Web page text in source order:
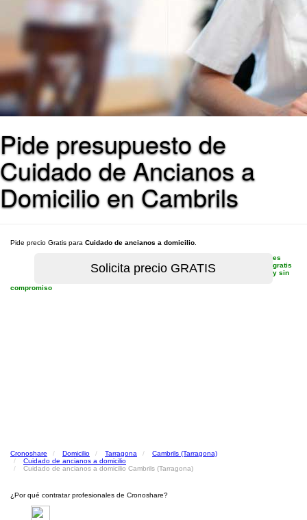
Pide presupuesto de
Cuidado de Ancianos a
Domicilio en Cambrils
Pide precio Gratis para Cuidado de ancianos a domicilio
es
gratis
y sin
compromiso
Cronoshare Domicilio Tarragona
Cambrils (Tarragona)
Cuidado de ancianos a domicilio
Cuidado de ancianos a domicilio Cambrils (Tarragona)
¿Por qué contratar profesionales de Cronoshare?